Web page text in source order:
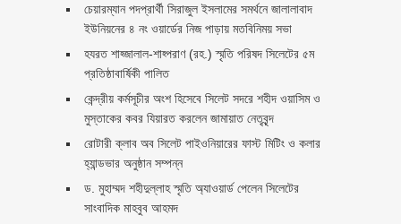
চেয়ারম্যান পদপ্রার্থী সিরাজুল ইসলামের সমর্থনে জালালাবাদ
ইউনিয়নের ৪ নং ওয়ার্ডের নিজ পাড়ায় মতবিনিময় সভা
হযরত শাহ্জালাল-শাহ্পরাণ (রহ.) স্মৃতি পরিষদ সিলেটের ৫ম
প্রতিষ্ঠাবার্ষিকী পালিত ‎​
কেন্দ্রীয় কর্মসূচীর অংশ হিসেবে সিলেট সদরে শহীদ ওয়াসিম ও
মুস্তাকের কবর যিয়ারত করলেন জামায়াত নেতৃবৃন্দ ‎
রোটারী ক্লাব অব সিলেট পাইওনিয়ারের ফাস্ট মিটিং ও কলার
হ্যান্ডভার অনুষ্ঠান সম্পন্ন
ড. মুহাম্মদ শহীদুল্লাহ স্মৃতি অ্যাওয়ার্ড পেলেন সিলেটের
সাংবাদিক মাহবুব আহমদ